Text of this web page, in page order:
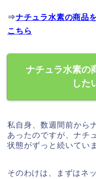
⇒ナチュラ水素の商品
こちら
ナチュラ水素の
した
私自身、数週間前から
あったのですが、ナチ
状態がずっと続いてい
そのわけは、まずはネ